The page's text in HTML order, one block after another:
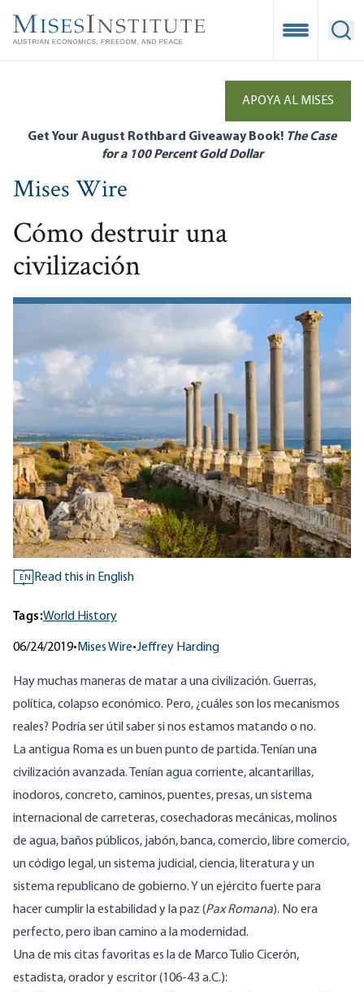
main
Open
APOYA AL MISES
Get Your August Rothbard Giveaway Book! The Case
for a 100 Percent Gold Dollar
Mises Wire
Cómo destruir una
civilización
EN Read this in English
Tags:World History
06/24/2019• Mises Wire•Jeffrey Harding
Hay muchas maneras de matar a una civilización. Guerras,
política, colapso económico. Pero, ¿cuáles son los mecanismos
reales? Podría ser útil saber si nos estamos matando o no.
La antigua Roma es un buen punto de partida. Tenían una
civilización avanzada. Tenían agua corriente, alcantarillas,
inodoros, concreto, caminos, puentes, presas, un sistema
internacional de carreteras, cosechadoras mecánicas, molinos
de agua, baños públicos, jabón, banca, comercio, libre comercio,
un código legal, un sistema judicial, ciencia, literatura y un
sistema republicano de gobierno. Y un ejército fuerte para
hacer cumplir la estabilidad y la paz (Pax Romana). No era
perfecto, pero iban camino a la modernidad.
Una de mis citas favoritas es la de Marco Tulio Cicerón,
estadista, orador y escritor (106-43 a.C.):